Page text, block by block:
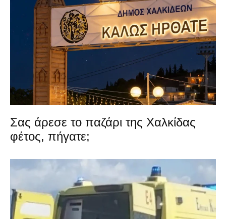
Σας άρεσε το παζάρι της Χαλκίδας
φέτος, πήγατε;